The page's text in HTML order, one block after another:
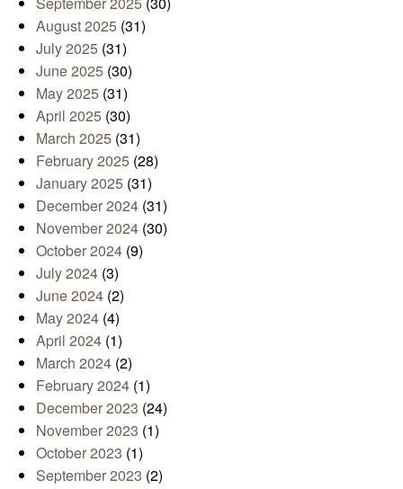
August 2025 (31)
July 2025 (31)
June 2025 (30)
May 2025 (31)
April 2025 (30)
March 2025 (31)
February 2025 (28)
January 2025 (31)
December 2024 (31)
November 2024 (30)
October 2024 (9)
July 2024 (3)
June 2024 (2)
May 2024 (4)
April 2024 (1)
March 2024 (2)
February 2024 (1)
December 2023 (24)
November 2023 (1)
October 2023 (1)
September 2023 (2)